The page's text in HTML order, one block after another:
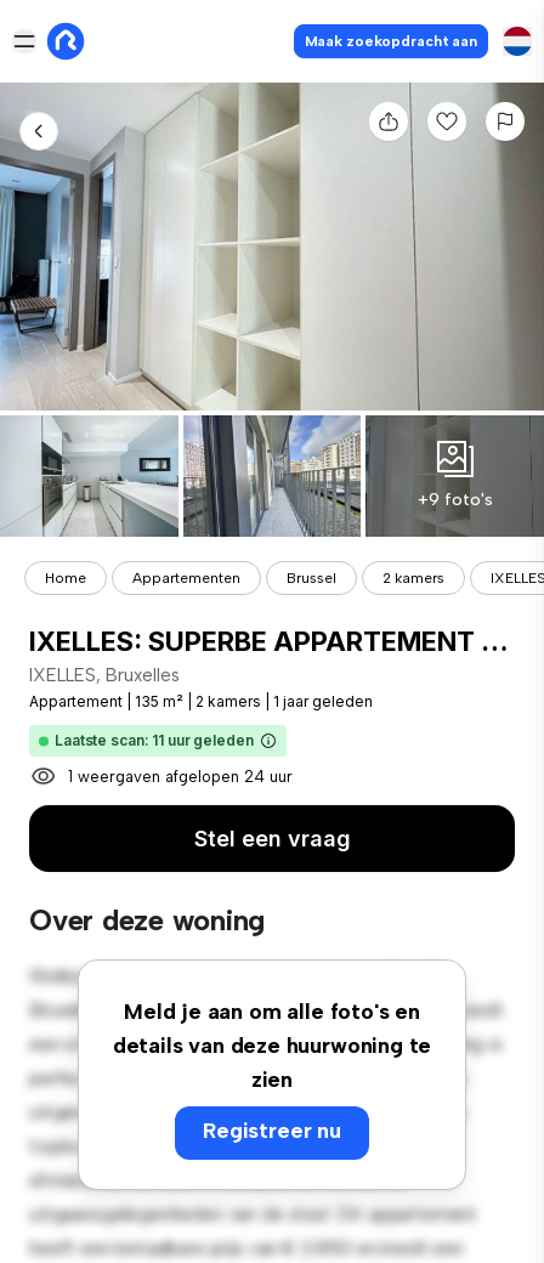
Maak zoekopdracht aan
+9 foto's
Home Appartementen Brussel 2 kamers
IXELLES: SUPERBE APPARTEMENT 2 CHAMBRES MEUBLE - Ixelles
IXELLES, Bruxelles
Appartement 135 m² 2 kamers 1 jaar geleden
Laatste scan: 11 uur geleden
1 weergaven afgelopen 24 uur
Stel een vraag
Over deze woning
Meld je aan om alle foto's en
details van deze huurwoning te
zien
Registreer nu
Welkom bij je nieuwe toevluchtsoord in IXELLES,
Bruxelles! Dit moderne 2-slaapkamerappartement biedt
een stijlvolle en gezellige leefruimte. De open indeling is
perfect voor entertainment en de strakke keuken is
uitgerust met hoogwaardige apparatuur. Dankzij de
toplocatie bevind je je op slechts een steenworp
afstand van de beste restaurants, winkels en
uitgaansgelegenheden van de stad. Dit appartement
heeft een betaalbare prijs van € 2.850 en biedt een